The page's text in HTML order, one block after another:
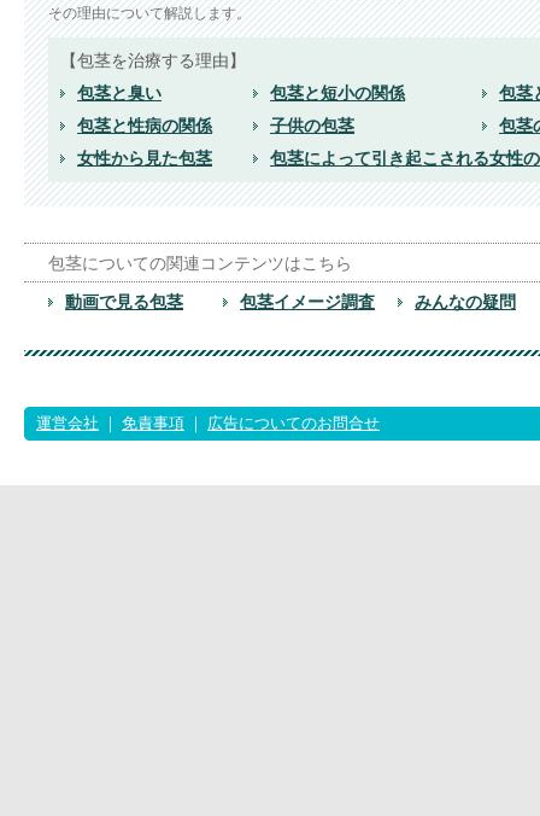
その理由について解説します。
【包茎を治療する理由】
包茎と臭い
包茎と短小の関係
包茎
包茎と性病の関係
子供の包茎
包茎
女性から見た包茎
包茎によって引き起こされる女性
包茎についての関連コンテンツはこちら
動画で見る包茎
包茎イメージ調査 みんなの疑問
運営会社 ｜ 免責事項 ｜ 広告についてのお問合せ